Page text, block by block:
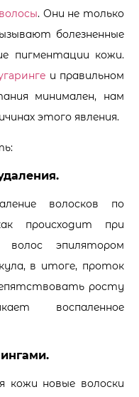
. Они не только
болезненные
пигментации кожи.
и правильном
минимален, нам
этого явления.
волосков по
происходит при
волос эпилятором
в итоге, проток
росту
воспаленное
кожи новые волоски